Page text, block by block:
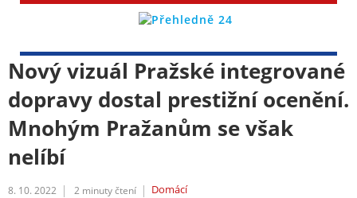
Nový vizuál Pražské integrované
dopravy dostal prestižní ocenění.
Mnohým Pražanům se však
nelíbí
8. 10. 2022 2 minuty čtení Domácí